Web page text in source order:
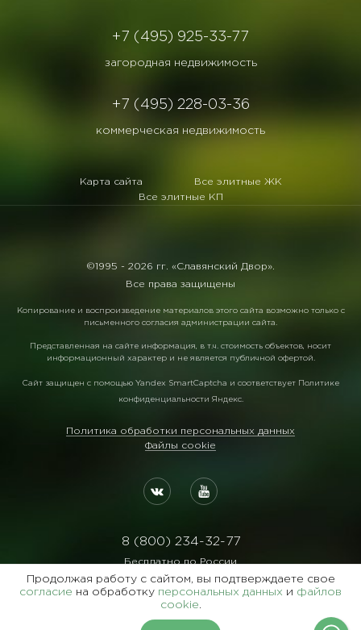
+7 (495) 925-33-77
загородная недвижимость
+7 (495) 228-03-36
коммерческая недвижимость
Карта сайта
Все элитные ЖК
Все элитные КП
©1995 - 2026 гг. «Славянский Двор».
Все права защищены
Копирование и воспроизведение материалов этого сайта возможно только с
письменного согласия администрации сайта.
Представленная на сайте информация, в т.ч. стоимость объектов, носит
информационный характер и не является публичной офертой.
Сайт защищен с помощью Yandex SmartCaptcha и соответствует Политике
конфиденциальности Яндекс.
Политика обработки персональных данных
Файлы cookie
8 (800) 234-32-77
Бесплатно по России
Реквизиты:
ООО Агентство "Славянский Двор"
Продолжая работу с сайтом, вы подтверждаете свое
согласие на обработку персональных данных и файлов
cookie.